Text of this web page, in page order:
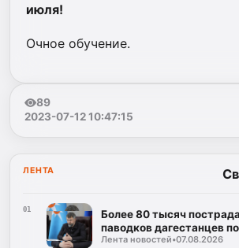
июля!
Очное обучение.
89
2023-07-12 10:47:15
ЛЕНТА
01
Более 80 тысяч
паводков дагестанцев
Лента новостей•07.08.2026